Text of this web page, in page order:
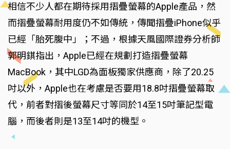
相信不少人都在期待採用摺疊螢幕的Apple產品，然
而摺疊螢幕耐用度仍不如傳統，傳聞摺疊iPhone似乎
已經「胎死腹中」；不過，根據天風國際證券分析師
郭明錤指出，Apple已經在規劃打造摺疊螢幕
MacBook，其中LGD為面板獨家供應商，除了20.25
吋以外，Apple也在考慮是否要用18.8吋摺疊螢幕取
代，前者對摺後螢幕尺寸等同於14至15吋筆記型電
腦，而後者則是13至14吋的機型。